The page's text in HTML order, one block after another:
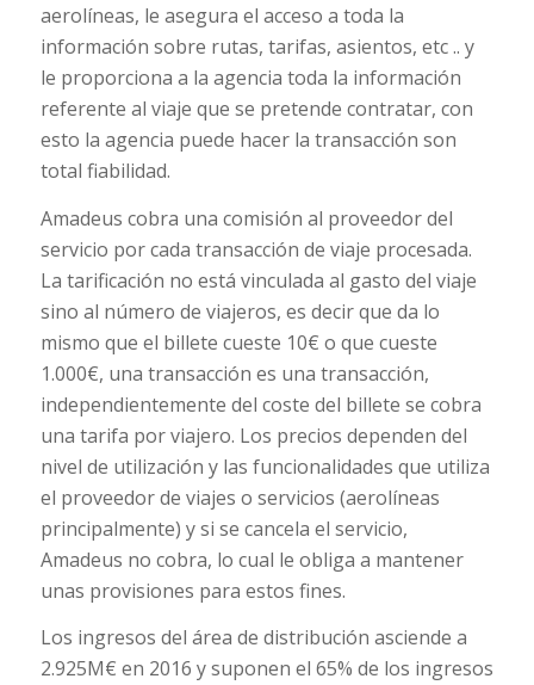
aerolíneas, le asegura el acceso a toda la
información sobre rutas, tarifas, asientos, etc .. y
le proporciona a la agencia toda la información
referente al viaje que se pretende contratar, con
esto la agencia puede hacer la transacción son
total fiabilidad.
Amadeus cobra una comisión al proveedor del
servicio por cada transacción de viaje procesada.
La tarificación no está vinculada al gasto del viaje
sino al número de viajeros, es decir que da lo
mismo que el billete cueste 10€ o que cueste
1.000€, una transacción es una transacción,
independientemente del coste del billete se cobra
una tarifa por viajero. Los precios dependen del
nivel de utilización y las funcionalidades que utiliza
el proveedor de viajes o servicios (aerolíneas
principalmente) y si se cancela el servicio,
Amadeus no cobra, lo cual le obliga a mantener
unas provisiones para estos fines.
Los ingresos del área de distribución asciende a
2.925M€ en 2016 y suponen el 65% de los ingresos